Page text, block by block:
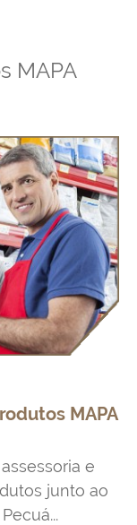
MAPA
MAPA
e
junto ao